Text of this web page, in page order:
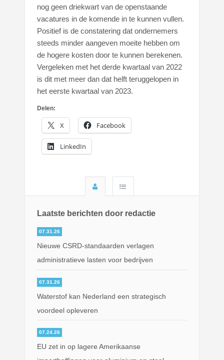
nog geen driekwart van de openstaande
vacatures in de komende in te kunnen vullen.
Positief is de constatering dat ondernemers
steeds minder aangeven moeite hebben om
de hogere kosten door te kunnen berekenen.
Vergeleken met het derde kwartaal van 2022
is dit met meer dan dat helft teruggelopen in
het eerste kwartaal van 2023.
Delen:
X Facebook
LinkedIn
Laatste berichten door redactie
07.31.26
Nieuwe CSRD-standaarden verlagen
administratieve lasten voor bedrijven
07.31.26
Waterstof kan Nederland een strategisch
voordeel opleveren
07.24.26
EU zet in op lagere Amerikaanse